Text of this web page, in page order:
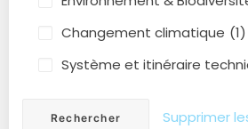
Changement climatique (1)
Système et itinéraire
Supprimer